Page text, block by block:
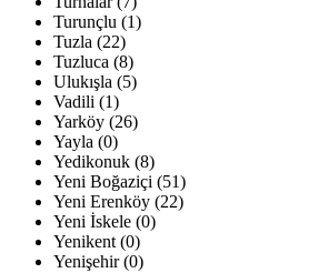
Turunçlu (1)
Tuzla (22)
Tuzluca (8)
Ulukışla (5)
Vadili (1)
Yarköy (26)
Yayla (0)
Yedikonuk (8)
Yeni Boğaziçi (51)
Yeni Erenköy (22)
Yeni İskele (0)
Yenikent (0)
Yenişehir (0)